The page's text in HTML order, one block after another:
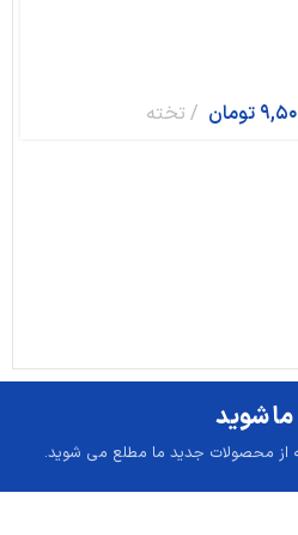
تومان تخته
شوید
از محصولات جدید ما مطلع می شوید.